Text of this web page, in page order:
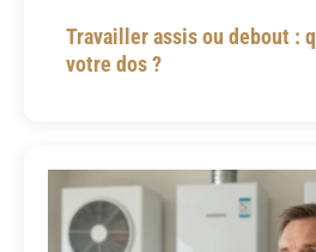
Travailler assis ou debout :
votre dos ?